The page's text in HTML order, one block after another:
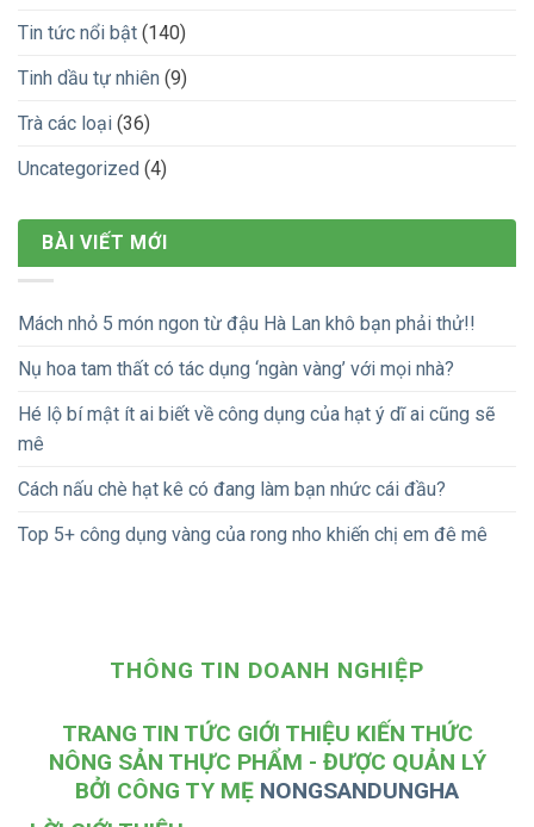
Tin tức nổi bật (140)
Tinh dầu tự nhiên (9)
Trà các loại (36)
Uncategorized (4)
BÀI VIẾT MỚI
Mách nhỏ 5 món ngon từ đậu Hà Lan khô bạn phải thử!!
Nụ hoa tam thất có tác dụng ‘ngàn vàng’ với mọi nhà?
Hé lộ bí mật ít ai biết về công dụng của hạt ý dĩ ai cũng sẽ
mê
Cách nấu chè hạt kê có đang làm bạn nhức cái đầu?
Top 5+ công dụng vàng của rong nho khiến chị em đê mê
THÔNG TIN DOANH NGHIỆP
TRANG TIN TỨC GIỚI THIỆU KIẾN THỨC
NÔNG SẢN THỰC PHẨM - ĐƯỢC QUẢN LÝ
BỞI CÔNG TY MẸ NONGSANDUNGHA